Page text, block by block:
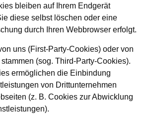
bleiben auf Ihrem Endgerät
diese selbst löschen oder eine
durch Ihren Webbrowser erfolgt.
uns (First-Party-Cookies) oder von
(sog. Third-Party-Cookies).
ermöglichen die Einbindung
von Drittunternehmen
(z. B. Cookies zur Abwicklung